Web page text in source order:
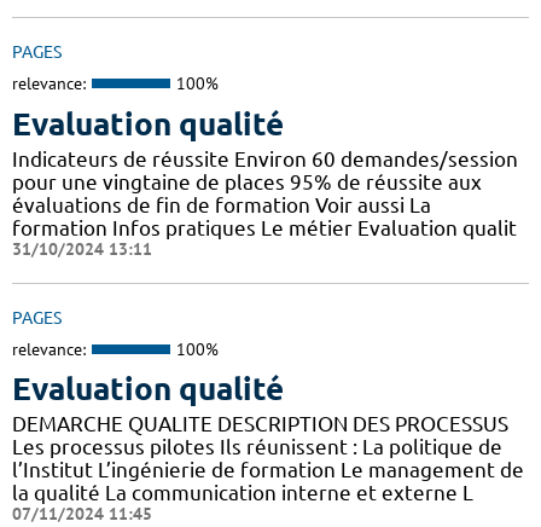
PAGES
relevance: 100%
Evaluation qualité
Indicateurs de réussite Environ 60 demandes/session
pour une vingtaine de places 95% de réussite aux
évaluations de fin de formation Voir aussi La
formation Infos pratiques Le métier Evaluation qualit
31/10/2024 13:11
PAGES
relevance: 100%
Evaluation qualité
DEMARCHE QUALITE DESCRIPTION DES PROCESSUS
Les processus pilotes Ils réunissent : La politique de
l’Institut L’ingénierie de formation Le management de
la qualité La communication interne et externe L
07/11/2024 11:45